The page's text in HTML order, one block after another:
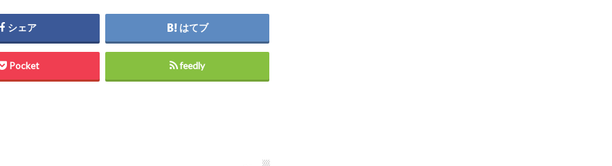
シェア はてブ
Pocket feedly